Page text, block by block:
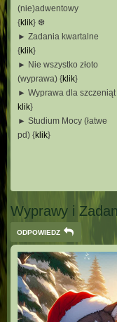
(nie)adwentowy
{klik} ❆
► Zadania kwartalne
{klik}
► Nie wszystko złoto
(wyprawa) {klik}
► Wyprawa dla szczeniąt
klik}
► Studium Mocy (łatwe
pd) {klik}
Wyprawy i
ODPOWIEDZ